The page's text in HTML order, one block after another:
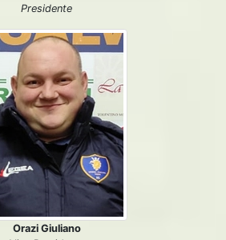
Presidente
Orazi Giuliano